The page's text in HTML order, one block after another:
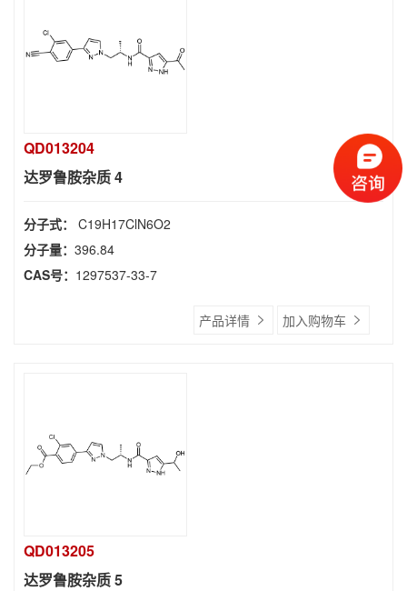
QD013204
达罗鲁胺杂质 4
分子式： C19H17ClN6O2
分子量： 396.84
CAS号： 1297537-33-7
产品详情 加入购物车
QD013205
达罗鲁胺杂质 5